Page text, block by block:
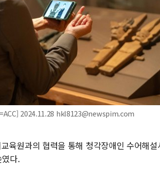
=ACC] 2024.11.28 hkl8123@newspim.com
육원과의 협력을 통해 청각장애인 수어해
다.